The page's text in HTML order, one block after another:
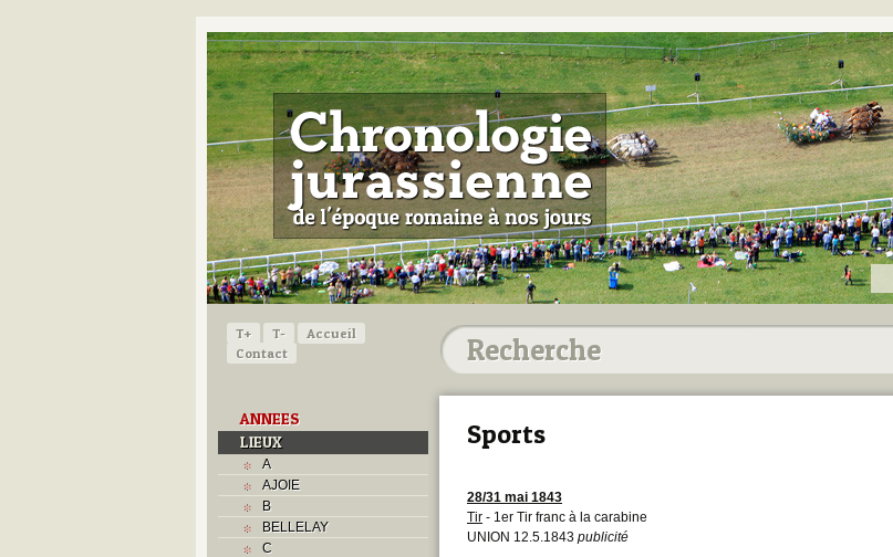
T+ T-
Accueil
Contact
ANNEES
LIEUX
A
AJOIE
B
BELLELAY
C
Sports
28/31 mai 1843
Tir - 1er Tir franc à la carabine
UNION 12.5.1843 publicité